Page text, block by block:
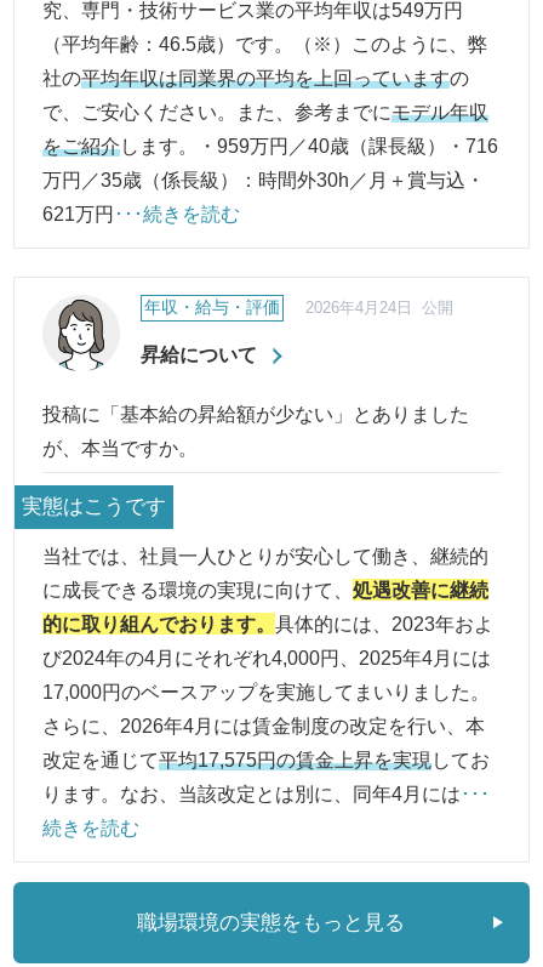
究、専門・技術サービス業の平均年収は549万円
（平均年齢：46.5歳）です。（※）このように、弊
社の平均年収は同業界の平均を上回っていますの
で、ご安心ください。また、参考までにモデル年収
をご紹介します。・959万円／40歳（課長級）・716
万円／35歳（係長級）：時間外30h／月＋賞与込・
621万円 ･･･続きを読む
昇給について
年収・給与・評価 2026年4月24日 公開
投稿に「基本給の昇給額が少ない」とありました
が、本当ですか。
実態はこうです
当社では、社員一人ひとりが安心して働き、継続的
に成長できる環境の実現に向けて、処遇改善に継続
的に取り組んでおります。具体的には、2023年およ
び2024年の4月にそれぞれ4,000円、2025年4月には
17,000円のベースアップを実施してまいりました。
さらに、2026年4月には賃金制度の改定を行い、本
改定を通じて平均17,575円の賃金上昇を実現してお
ります。なお、当該改定とは別に、同年4月には ･･･
続きを読む
職場環境の実態をもっと見る